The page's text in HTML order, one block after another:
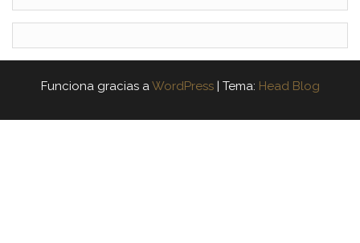
Funciona gracias a WordPress | Tema: Head Blog